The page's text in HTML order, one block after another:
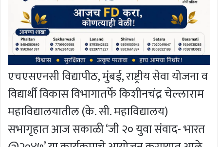
एचएसएनसी विद्यापीठ, मुंबई, राष्ट्रीय सेवा योजना व
विद्यार्थी विकास विभागातर्फे किशीनचंद्र चेल्लाराम
महाविद्यालयातील (के. सी. महाविद्यालय)
सभागृहात आज सकाळी ‘जी २० युवा संवाद- भारत